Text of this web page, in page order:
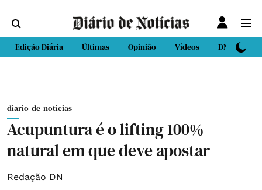
Edição Diária Últimas Opinião Vídeos DN Sport
diario-de-noticias
Acupuntura é o lifting 100%
natural em que deve apostar
Redação DN